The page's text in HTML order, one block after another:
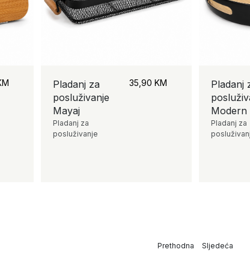
Pladanj za
posluživanje
Mayaj
Pladanj za
posluživanje
35,90 KM
Pladanj
Modern
Pladanj za
Prethodna Sljedeća